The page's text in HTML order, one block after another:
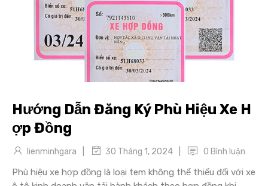
Hướng Dẫn Đăng Ký Phù Hiệu Xe H
ợp Đồng
lienminhgara 30 Tháng 1, 2024 0 Bình luận
Phù hiệu xe hợp đồng là loại tem không thể thiếu đối với xe